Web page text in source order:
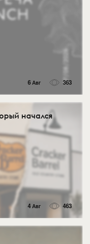
6 Авг 363
начался
4 Авг 463